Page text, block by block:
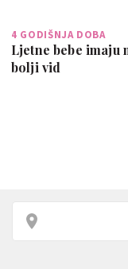
4 GODIŠNJA DOBA
Ljetne bebe imaju
bolji vid